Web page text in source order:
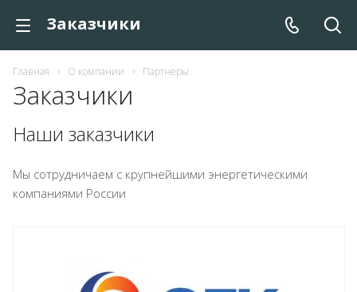
Заказчики
Главная О компании Партнеры
Заказчики
Наши заказчики
Мы сотрудничаем с крупнейшими энергетическими
компаниями России